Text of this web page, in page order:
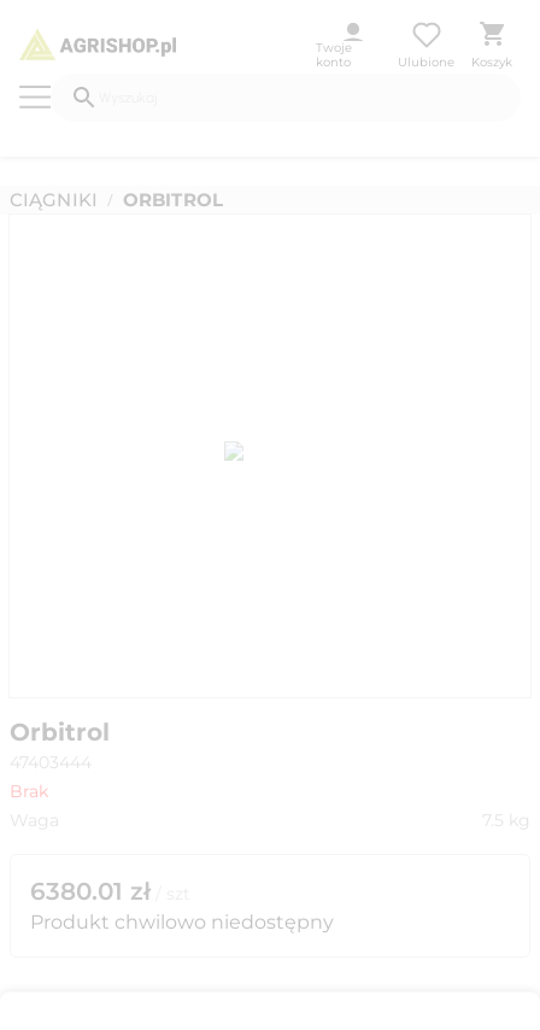
Twoje
konto
Ulubione Koszyk
CIĄGNIKI / ORBITROL
Orbitrol
47403444
Brak
Waga
7.5 kg
6380.01 zł
Produkt chwilowo niedostępny